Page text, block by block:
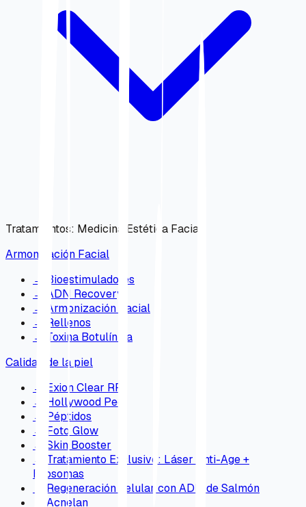
Tratamientos: Medicina Estética Facial
Armonización Facial
→
Bioestimuladores
→
ADN Recovery
→
Armonización Facial
→
Rellenos
→
Toxina Botulínica
Calidad de la piel
→
Exion Clear RF
→
Hollywood Peel
→
Péptidos
→
Foto Glow
→
Skin Booster
→ Tratamiento Exclusivo: Láser Anti-Age +
Exosomas
Regeneración celular con ADN de Salmón
Acnelan